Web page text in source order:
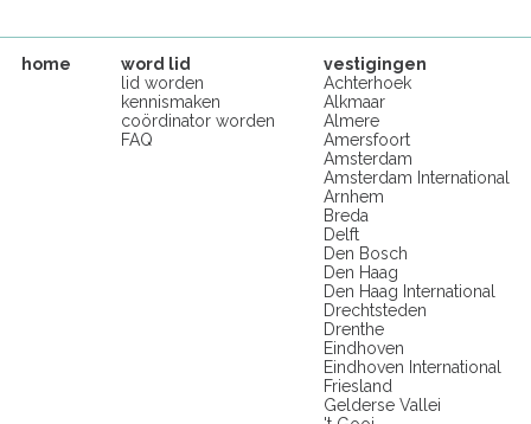
home
word lid
lid worden
kennismaken
coördinator worden
FAQ
vestigingen
Achterhoek
Alkmaar
Almere
Amersfoort
Amsterdam
Amsterdam International
Arnhem
Breda
Delft
Den Bosch
Den Haag
Den Haag International
Drechtsteden
Drenthe
Eindhoven
Eindhoven International
Friesland
Gelderse Vallei